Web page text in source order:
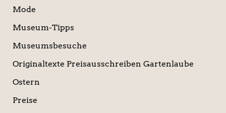
Mode
Museum-Tipps
Museumsbesuche
Originaltexte Preisausschreiben Gartenlaube
Ostern
Preise